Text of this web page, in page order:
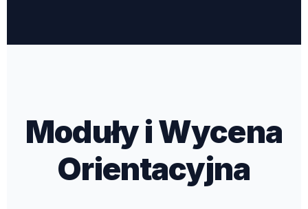
Moduły i Wycena
Orientacyjna